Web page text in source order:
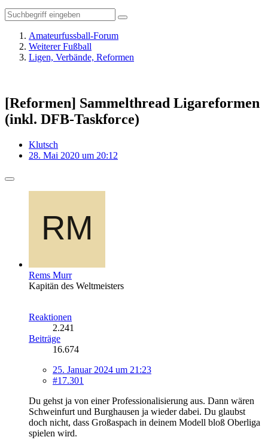
Amateurfussball-Forum
Weiterer Fußball
Ligen, Verbände, Reformen
[Reformen] Sammelthread Ligareformen
(inkl. DFB-Taskforce)
Klutsch
28. Mai 2020 um 20:12
Rems Murr
Kapitän des Weltmeisters
Reaktionen
2.241
Beiträge
16.674
25. Januar 2024 um 21:23
#17.301
Du gehst ja von einer Professionalisierung aus. Dann wären
Schweinfurt und Burghausen ja wieder dabei. Du glaubst
doch nicht, dass Großaspach in deinem Modell bloß Oberliga
spielen wird.